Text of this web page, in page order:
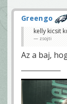
Greengo
kelly kicsit
zsojti
Az a baj,